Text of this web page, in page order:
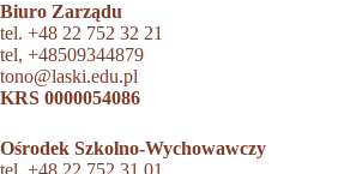
Biuro Zarządu
tel. +48 22 752 32 21
tel, +48509344879
tono@laski.edu.pl
KRS 0000054086
Ośrodek Szkolno-Wychowawczy
tel. +48 22 752 31 01